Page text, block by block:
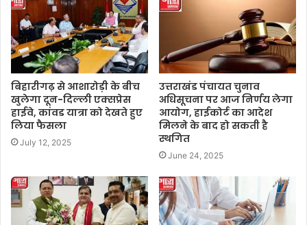
बिहारीगढ़ से आशारोड़ी के बीच
खुलेगा दून-दिल्ली एक्सप्रेस
हाईवे, कांवड यात्रा को देखते हुए
लिया फैसला
July 12, 2025
उत्तराखंड पंचायत चुनाव
अधिसूचना पर आज निर्णय लेगा
आयोग, हाईकोर्ट का आदेश
मिलने के बाद हो सकती है
स्थगित
June 24, 2025